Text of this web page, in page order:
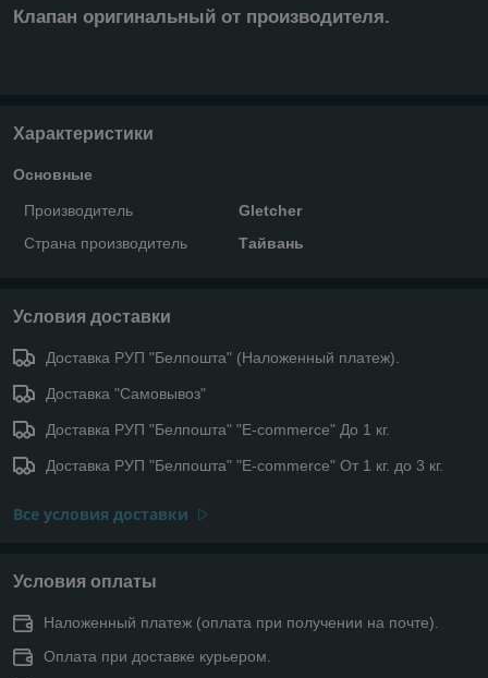
Клапан оригинальный от производителя.
Характеристики
Основные
Производитель
Gletcher
Страна производитель
Тайвань
Условия доставки
Доставка РУП "Белпошта" (Наложенный платеж).
Доставка "Самовывоз"
Доставка РУП "Белпошта" "E-commerce" До 1 кг.
Доставка РУП "Белпошта" "E-commerce" От 1 кг. до 3 кг.
Все условия доставки
Условия оплаты
Наложенный платеж (оплата при получении на почте).
Оплата при доставке курьером.